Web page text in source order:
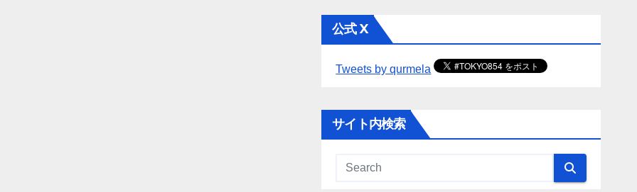
公式 X
Tweets by qurmela
サイト内検索